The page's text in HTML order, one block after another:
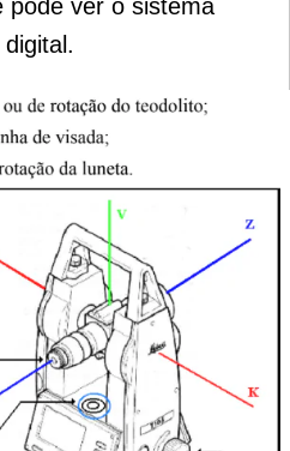
pode ver o sistema